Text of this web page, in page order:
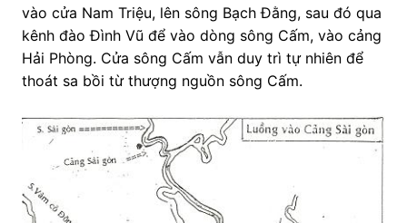
vào cửa Nam Triệu, lên sông Bạch Đằng, sau đó qua
kênh đào Đình Vũ để vào dòng sông Cấm, vào cảng
Hải Phòng. Cửa sông Cấm vẫn duy trì tự nhiên để
thoát sa bồi từ thượng nguồn sông Cấm.